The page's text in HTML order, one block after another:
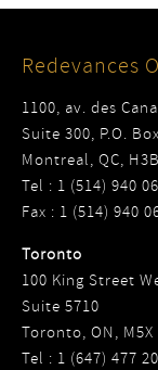
Redevances
1100, av. des
Suite 300, P.O.
Montreal, QC,
Tel : 1 (514) 940
Fax : 1 (514) 940
Toronto
100 King Street
Suite 5710
Toronto, ON, M5X
Tel : 1 (647) 477